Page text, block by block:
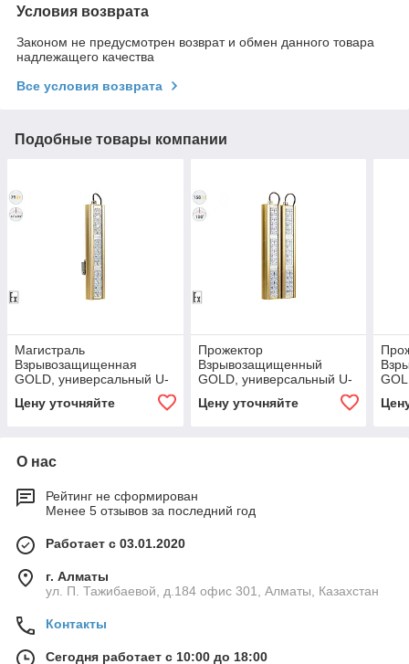
Условия возврата
Законом не предусмотрен возврат и обмен данного товара
надлежащего качества
Все условия возврата
Подобные товары компании
Магистраль
Взрывозащищенная
GOLD, универсальный U-
светодиодный светильник
Цену уточняйте
Прожектор
Взрывозащищенный
GOLD, универсальный U-
Цену уточняйте
О нас
Рейтинг не сформирован
Менее 5 отзывов за последний год
Работает с 03.01.2020
г. Алматы
ул. П. Тажибаевой, д.184 офис 301, Алматы, Казахстан
Контакты
Сегодня работает с 10:00 до 18:00